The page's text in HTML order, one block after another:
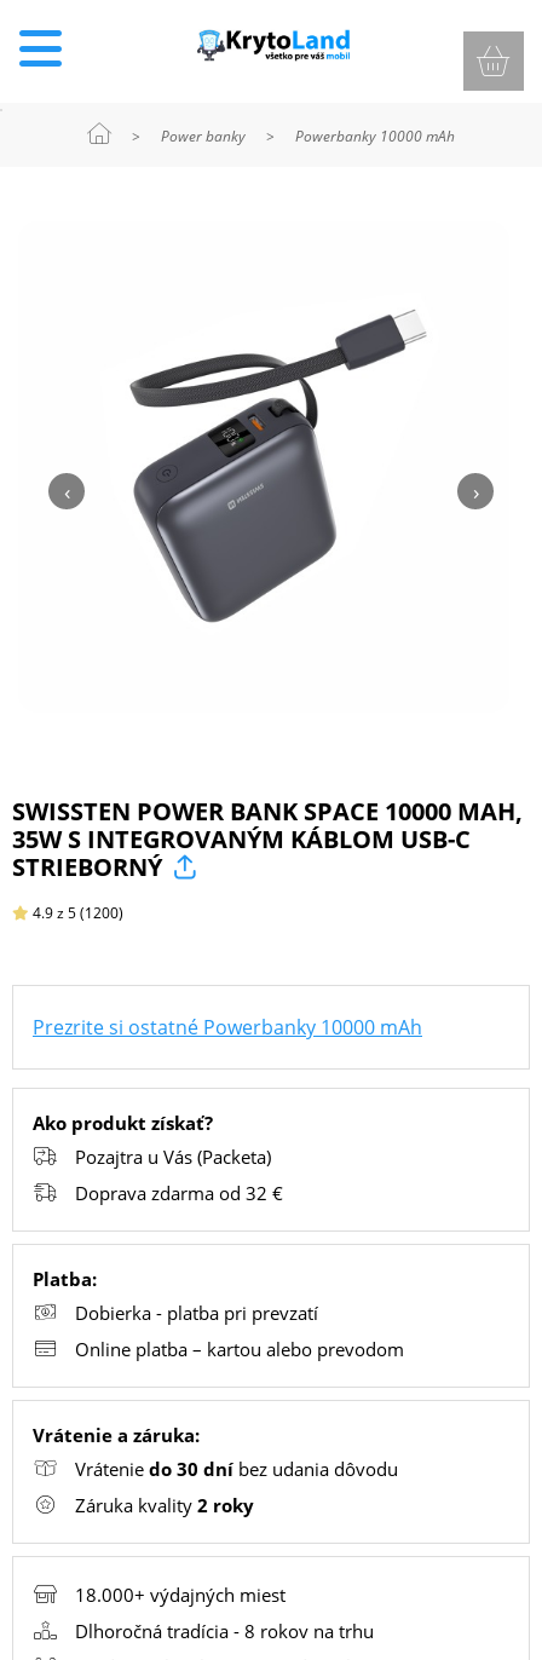
NABÍJANIE
PRÍSLUŠENSTVO
PRE
MOBILY
PRE
PC
/
GAMING
SMART
DOMÁCNOSŤ
POPSOCKETY
‹ ›
SWISSTEN POWER BANK SPACE 10000 MAH,
35W S INTEGROVANÝM KÁBLOM USB-C
STRIEBORNÝ
4.9z 5(1200)
Prezrite si ostatné Powerbanky 10000 mAh
Ako produkt získať?
Pozajtra u Vás (Packeta)
Doprava zdarma od 32 €
Platba:
Dobierka - platba pri prevzatí
Online platba – kartou alebo prevodom
Vrátenie a záruka:
Vrátenie do 30 dní bez udania dôvodu
Záruka kvality 2 roky
18.000+ výdajných miest
Dlhoročná tradícia - 8 rokov na trhu
> Power banky > Powerbanky 10000 mAh